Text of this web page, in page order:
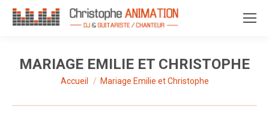
MARIAGE EMILIE ET CHRISTOPHE
Vous êtes ici :
Accueil Mariage Emilie et Christophe